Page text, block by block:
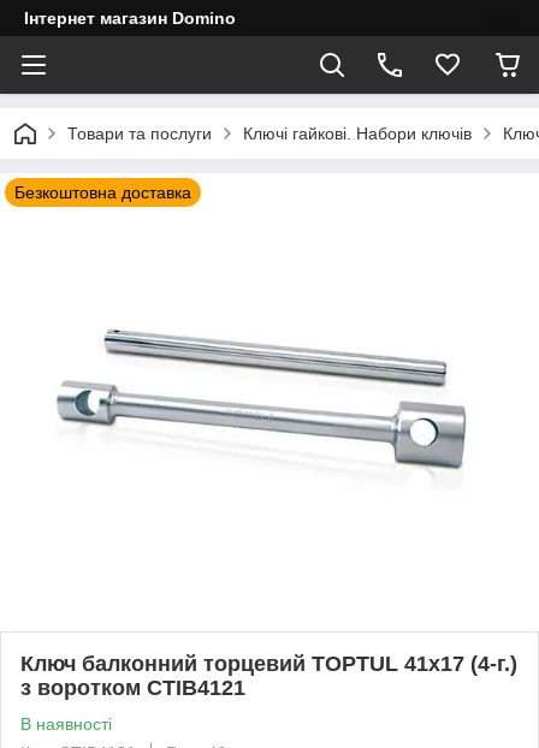
Інтернет магазин Domino
Товари та послуги Ключі гайкові. Набори ключів
Безкоштовна доставка
Ключ балконний торцевий TOPTUL 41х17 (4-г.)
з воротком CTIB4121
В наявності